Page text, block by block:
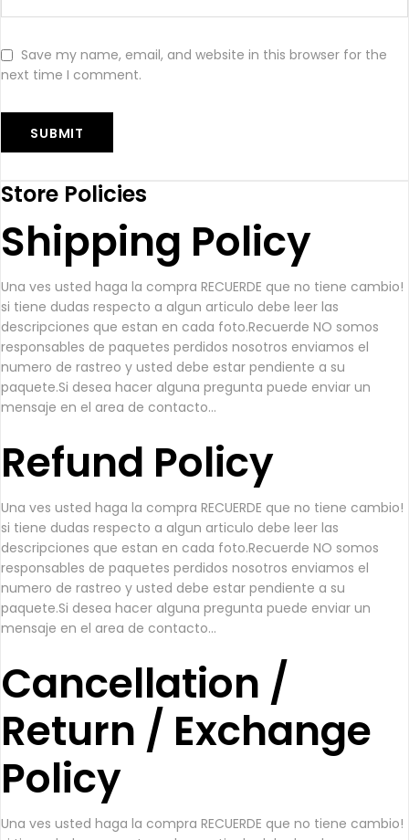
Save my name, email, and website in this browser for the
next time I comment.
Store Policies
Shipping Policy
Una ves usted haga la compra RECUERDE que no tiene cambio!
si tiene dudas respecto a algun articulo debe leer las
descripciones que estan en cada foto.Recuerde NO somos
responsables de paquetes perdidos nosotros enviamos el
numero de rastreo y usted debe estar pendiente a su
paquete.Si desea hacer alguna pregunta puede enviar un
mensaje en el area de contacto...
Refund Policy
Una ves usted haga la compra RECUERDE que no tiene cambio!
si tiene dudas respecto a algun articulo debe leer las
descripciones que estan en cada foto.Recuerde NO somos
responsables de paquetes perdidos nosotros enviamos el
numero de rastreo y usted debe estar pendiente a su
paquete.Si desea hacer alguna pregunta puede enviar un
mensaje en el area de contacto...
Cancellation /
Return / Exchange
Policy
Una ves usted haga la compra RECUERDE que no tiene cambio!